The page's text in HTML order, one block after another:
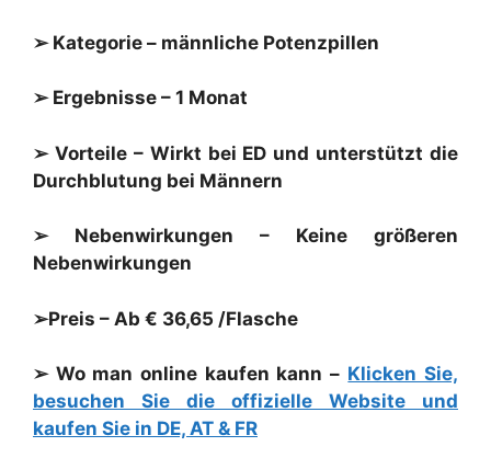
➢ Kategorie – männliche Potenzpillen
➢ Ergebnisse – 1 Monat
➢ Vorteile – Wirkt bei ED und unterstützt die
Durchblutung bei Männern
➢ Nebenwirkungen – Keine größeren
Nebenwirkungen
➢Preis – Ab € 36,65 /Flasche
➢ Wo man online kaufen kann – Klicken Sie,
besuchen Sie die offizielle Website und
kaufen Sie in DE, AT & FR